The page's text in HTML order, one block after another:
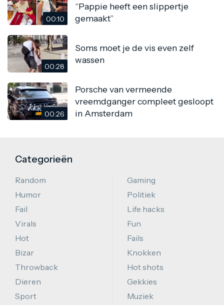
00:10
“Pappie heeft een slippertje
gemaakt”
00:28
Soms moet je de vis even zelf
wassen
00:26
Porsche van vermeende
vreemdganger compleet gesloopt
in Amsterdam
Categorieën
Random
Humor
Fail
Virals
Hot
Bizar
Throwback
Dieren
Sport
Gaming
Politiek
Life hacks
Fun
Fails
Knokken
Hot shots
Gekkies
Muziek